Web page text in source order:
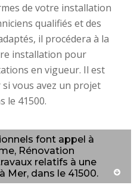
de votre installation
qualifiés et des
il procédera à la
installation pour
en vigueur. Il est
vous avez un projet
le 41500.
font appel à
Rénovation
relatifs à une
Mer, dans le 41500.